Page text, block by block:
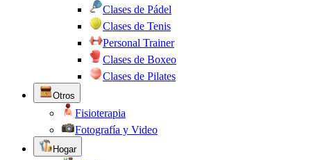
Clases de Pádel
Clases de Tenis
Personal Trainer
Clases de Boxeo
Clases de Pilates
Otros
Fisioterapia
Fotografía y Video
Hogar